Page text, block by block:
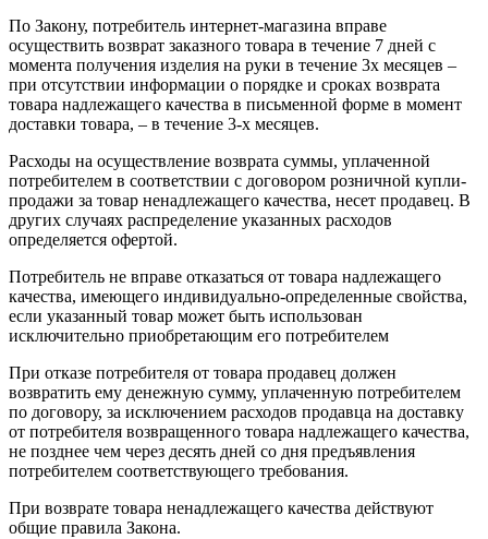
По Закону, потребитель интернет-магазина вправе
осуществить возврат заказного товара в течение 7 дней с
момента получения изделия на руки в течение 3х месяцев –
при отсутствии информации о порядке и сроках возврата
товара надлежащего качества в письменной форме в момент
доставки товара, – в течение 3-х месяцев.
Расходы на осуществление возврата суммы, уплаченной
потребителем в соответствии с договором розничной купли-
продажи за товар ненадлежащего качества, несет продавец. В
других случаях распределение указанных расходов
определяется офертой.
Потребитель не вправе отказаться от товара надлежащего
качества, имеющего индивидуально-определенные свойства,
если указанный товар может быть использован
исключительно приобретающим его потребителем
При отказе потребителя от товара продавец должен
возвратить ему денежную сумму, уплаченную потребителем
по договору, за исключением расходов продавца на доставку
от потребителя возвращенного товара надлежащего качества,
не позднее чем через десять дней со дня предъявления
потребителем соответствующего требования.
При возврате товара ненадлежащего качества действуют
общие правила Закона.